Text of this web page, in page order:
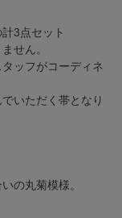
3点セット
せん。
ッフがコーディネ
いただく帯となり
の丸菊模様。